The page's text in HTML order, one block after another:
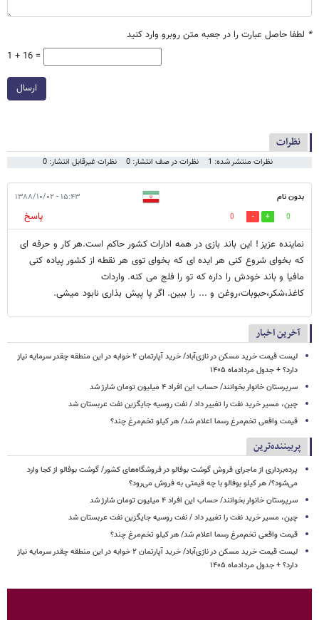
* لطفا حاصل عبارت را در جعبه متن روبرو وارد کنید
1 + 16 =
ارسال
نظرات
نظرات منتشر شده: 1 نظرات در صف انتشار: 0 نظرات غیرقابل انتشار: 0
بدون نام ۱۵:۴۳ - ۱۳۸۸/۱۰/۰۲
0
0
پاسخ
نماینده عزیز ! این باند بازی در همه ادارات کشور حاکم است.هر کار و حرفه ای
که بخوای شروع کنی هر ایده ای که بخوای توی هر نقطه از کشور پیاده کنی
مافیا و باند خودش را داره که تو را فلج می کنه. واردات
کاغذ،شکر،حبوبات،روغن و ... را ببین. اگر پا پیش بذاری نابود میشی.
آخرین اخبار
لیست قیمت خرید مسکن در نازی‌آباد/ خرید آپارتمان ۲ خوابه در این منطقه چقدر سرمایه نیاز
دارد؟ + جدول مردادماه ۱۴۰۵
سرپرستان خانوار بخوانند/ حساب این افراد ۴ میلیون تومان شارژ شد
چین، مسیر خرید نفت را تغییر داد / نفت روسیه جایگزین نفت عربستان شد
قیمت واقعی تخم‌مرغ رسما اعلام شد/ هر کیلو تخم‌مرغ چند؟
پربیننده‌ترین
پرده‌برداری از ماجرای فروش گوشت بوفالو در فروشگاه‌های کشور/ گوشت بوفالو از کجا وارد
می‌شود؟/ هر کیلو بوفالو با چه قیمتی به فروش می‌رود؟
سرپرستان خانوار بخوانند/ حساب این افراد ۴ میلیون تومان شارژ شد
چین، مسیر خرید نفت را تغییر داد / نفت روسیه جایگزین نفت عربستان شد
قیمت واقعی تخم‌مرغ رسما اعلام شد/ هر کیلو تخم‌مرغ چند؟
لیست قیمت خرید مسکن در نازی‌آباد/ خرید آپارتمان ۲ خوابه در این منطقه چقدر سرمایه نیاز
دارد؟ + جدول مردادماه ۱۴۰۵